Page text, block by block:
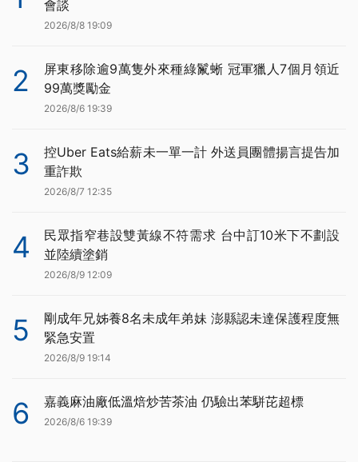
會談
2026/8/8 19:09
2
屏東移除逾9萬隻外來種綠鬣蜥 冠軍獵人7個月領近
99萬獎勵金
2026/8/6 19:39
3
控Uber Eats給薪未一單一計 外送員團體揚言提告加
重詐欺
2026/8/7 12:35
4
民眾指窄巷設雙黃線不符需求 台中訂10米下不劃設
並陸續塗銷
2026/8/9 12:09
5
剛成年兄姊養8名未成年弟妹 澎縣認未達保護程度無
緊急安置
2026/8/9 19:14
6 嘉義麻油廠低溫焙炒苦茶油 仍驗出苯駢芘超標
2026/8/6 19:39